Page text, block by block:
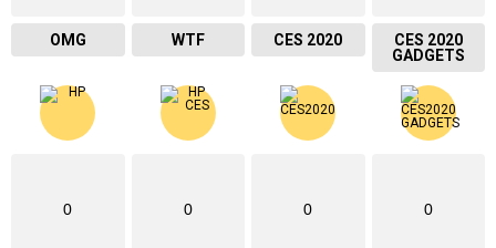
OMG WTF CES 2020
CES 2020
GADGETS
0 0 0 0